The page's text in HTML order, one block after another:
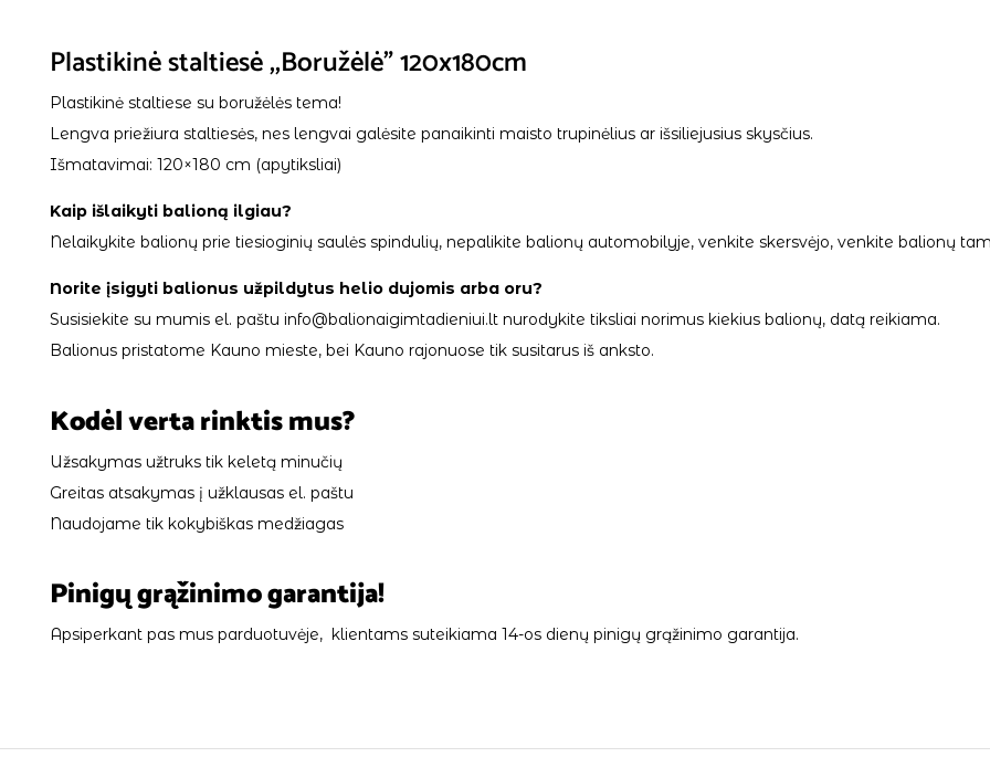
Plastikinė staltiesė ,,Boružėlė” 120x180cm
Plastikinė staltiese su boružėlės tema!
Lengva priežiura staltiesės, nes lengvai galėsite panaikinti maisto trupinėlius ar išsiliejusius skysčius.
Išmatavimai: 120×180 cm (apytiksliai)
Kaip išlaikyti balioną ilgiau?
Nelaikykite balionų prie tiesioginių saulės spindulių, nepalikite balionų automobilyje, venkite skersvėjo, venkite balionų
Norite įsigyti balionus užpildytus helio dujomis arba oru?
Susisiekite su mumis el. paštu info@balionaigimtadieniui.lt nurodykite tiksliai norimus kiekius balionų, datą reikiama.
Balionus pristatome Kauno mieste, bei Kauno rajonuose tik susitarus iš anksto.
Kodėl verta rinktis mus?
Užsakymas užtruks tik keletą minučių
Greitas atsakymas į užklausas el. paštu
Naudojame tik kokybiškas medžiagas
Pinigų grąžinimo garantija!
Apsiperkant pas mus parduotuvėje, klientams suteikiama 14-os dienų pinigų grąžinimo garantija.